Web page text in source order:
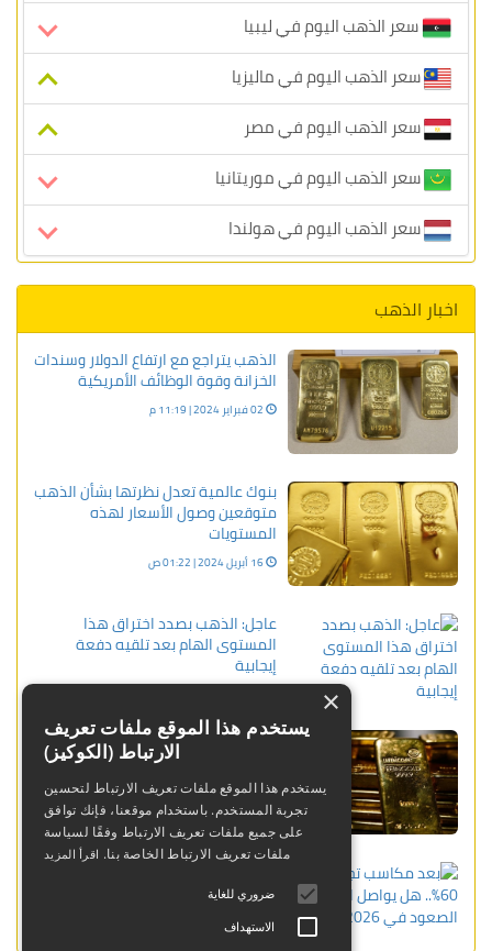
سعر الذهب اليوم في ليبيا
سعر الذهب اليوم في ماليزيا
سعر الذهب اليوم في مصر
سعر الذهب اليوم في موريتانيا
سعر الذهب اليوم في هولندا
اخبار الذهب
الذهب يتراجع مع ارتفاع الدولار وسندات
الخزانة وقوة الوظائف الأمريكية
بنوك عالمية تعدل نظرتها بشأن الذهب
متوقعين وصول الأسعار لهذه
المستويات
عاجل: الذهب بصدد اختراق هذا
المستوى الهام بعد تلقيه دفعة
إيجابية
عاجل: أسعار الذهب عالميًا تتحرك
للأسفل بعدما كانت مستقرة
09 فبراير 2024 | 07:52 م
بعد مكاسب تجاوزت 60%.. هل يواصل
الذهب الصعود في 2026؟
15 ديسمبر 2025 | 03:37 م
×
يستخدم هذا الموقع ملفات تعريف
الارتباط (الكوكيز)
يستخدم هذا الموقع ملفات تعريف الارتباط لتحسين
تجربة المستخدم. باستخدام موقعنا، فإنك توافق
على جميع ملفات تعريف الارتباط وفقًا لسياسة
ملفات تعريف الارتباط الخاصة بنا. اقرأ المزيد
ضروري للغاية
الاستهداف